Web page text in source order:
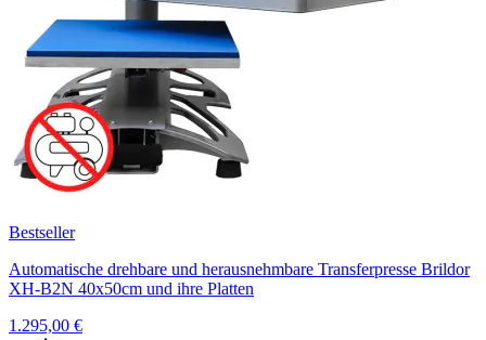
Bestseller
Automatische drehbare und herausnehmbare Transferpresse Brildor
XH-B2N 40x50cm und ihre Platten
1.295,00 €